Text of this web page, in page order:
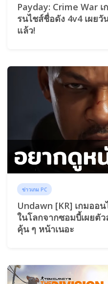
Payday: Crime War
รนไชส์ชื่อดัง 4v4 เผยวั
แล้ว!
ข่าวเกม PC
Undawn [KR] เกมออ
ในโลกจากซอมบี้เผยตัว
คุ้น ๆ หน้าเนอะ